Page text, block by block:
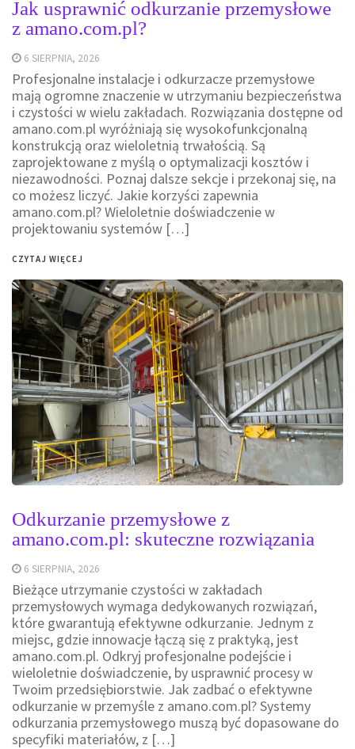
Jak usprawnić odkurzanie przemysłowe
z amano.com.pl?
6 SIERPNIA, 2026
Profesjonalne instalacje i odkurzacze przemysłowe
mają ogromne znaczenie w utrzymaniu bezpieczeństwa
i czystości w wielu zakładach. Rozwiązania dostępne od
amano.com.pl wyróżniają się wysokofunkcjonalną
konstrukcją oraz wieloletnią trwałością. Są
zaprojektowane z myślą o optymalizacji kosztów i
niezawodności. Poznaj dalsze sekcje i przekonaj się, na
co możesz liczyć. Jakie korzyści zapewnia
amano.com.pl? Wieloletnie doświadczenie w
projektowaniu systemów […]
CZYTAJ WIĘCEJ
Odkurzanie przemysłowe z
amano.com.pl: skuteczne rozwiązania
6 SIERPNIA, 2026
Bieżące utrzymanie czystości w zakładach
przemysłowych wymaga dedykowanych rozwiązań,
które gwarantują efektywne odkurzanie. Jednym z
miejsc, gdzie innowacje łączą się z praktyką, jest
amano.com.pl. Odkryj profesjonalne podejście i
wieloletnie doświadczenie, by usprawnić procesy w
Twoim przedsiębiorstwie. Jak zadbać o efektywne
odkurzanie w przemyśle z amano.com.pl? Systemy
odkurzania przemysłowego muszą być dopasowane do
specyfiki materiałów, z […]